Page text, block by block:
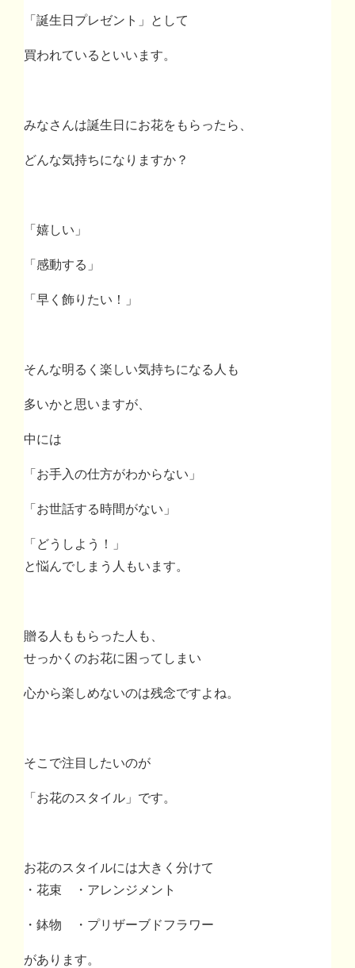
「誕生日プレゼント」として
買われているといいます。
みなさんは誕生日にお花をもらったら、
どんな気持ちになりますか？
「嬉しい」
「感動する」
「早く飾りたい！」
そんな明るく楽しい気持ちになる人も
多いかと思いますが、
中には
「お手入の仕方がわからない」
「お世話する時間がない」
「どうしよう！」
と悩んでしまう人もいます。
贈る人ももらった人も、
せっかくのお花に困ってしまい
心から楽しめないのは残念ですよね。
そこで注目したいのが
「お花のスタイル」です。
お花のスタイルには大きく分けて
・花束 ・アレンジメント
・鉢物 ・プリザーブドフラワー
があります。